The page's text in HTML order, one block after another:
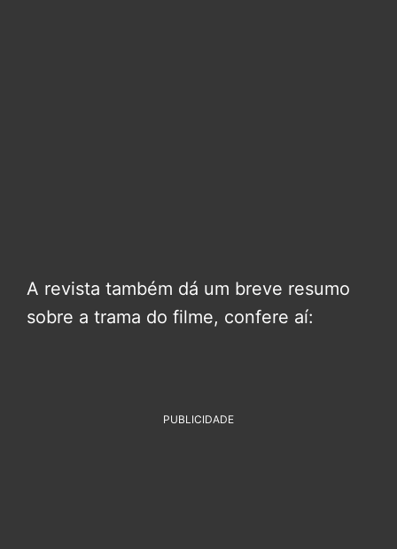
A revista também dá um breve resumo
sobre a trama do filme, confere aí:
PUBLICIDADE